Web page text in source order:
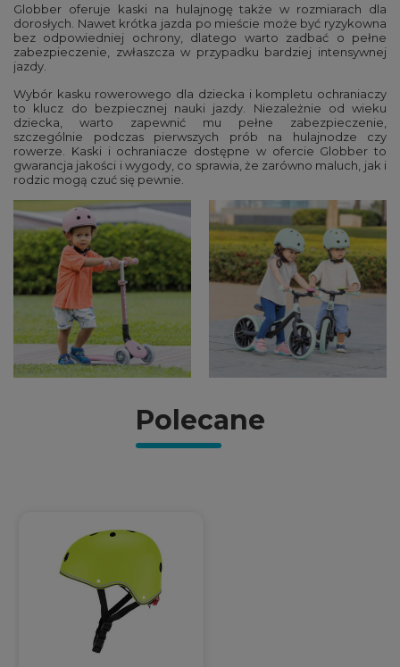
Globber oferuje kaski na hulajnogę także w rozmiarach dla
dorosłych. Nawet krótka jazda po mieście może być ryzykowna
bez odpowiedniej ochrony, dlatego warto zadbać o pełne
zabezpieczenie, zwłaszcza w przypadku bardziej intensywnej
jazdy.
Wybór kasku rowerowego dla dziecka i kompletu ochraniaczy
to klucz do bezpiecznej nauki jazdy. Niezależnie od wieku
dziecka, warto zapewnić mu pełne zabezpieczenie,
szczególnie podczas pierwszych prób na hulajnodze czy
rowerze. Kaski i ochraniacze dostępne w ofercie Globber to
gwarancja jakości i wygody, co sprawia, że zarówno maluch, jak i
rodzic mogą czuć się pewnie.
Polecane